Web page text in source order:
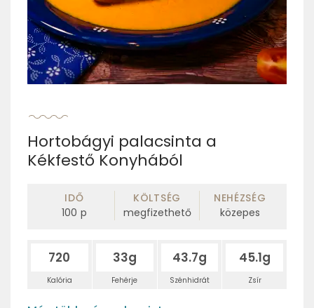
Hortobágyi palacsinta a
Kékfestő Konyhából
IDŐ
100 p
KÖLTSÉG
megfizethető
NEHÉZSÉG
közepes
720
Kalória
33g
Fehérje
43.7g
Szénhidrát
45.1g
Zsír